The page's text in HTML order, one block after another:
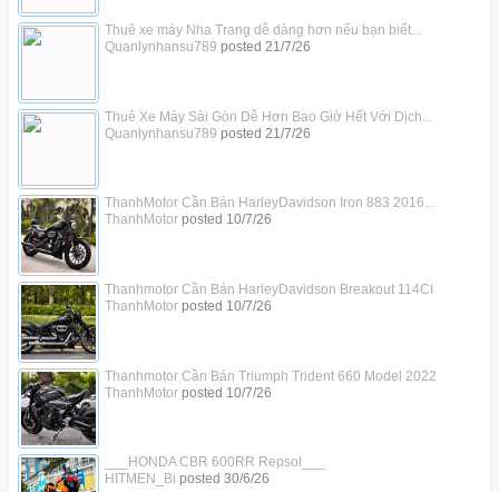
Thuê xe máy Nha Trang dễ dàng hơn nếu bạn biết...
Quanlynhansu789 posted 21/7/26
Thuê Xe Máy Sài Gòn Dễ Hơn Bao Giờ Hết Với Dịch...
Quanlynhansu789 posted 21/7/26
ThanhMotor Cần Bán HarleyDavidson Iron 883 2016...
ThanhMotorposted 10/7/26
Thanhmotor Cần Bán HarleyDavidson Breakout 114CI
ThanhMotorposted 10/7/26
Thanhmotor Cần Bán Triumph Trident 660 Model 2022
ThanhMotorposted 10/7/26
___HONDA CBR 600RR Repsol___
HITMEN_Bi posted 30/6/26